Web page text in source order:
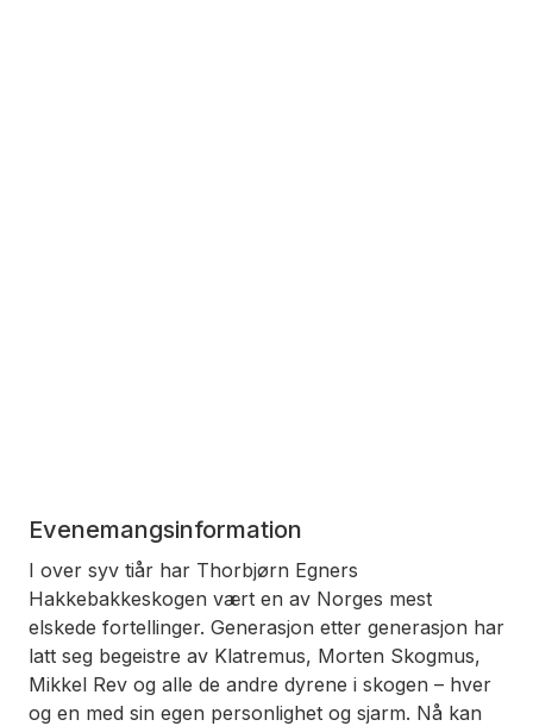
Evenemangsinformation
I over syv tiår har Thorbjørn Egners
Hakkebakkeskogen vært en av Norges mest
elskede fortellinger. Generasjon etter generasjon har
latt seg begeistre av Klatremus, Morten Skogmus,
Mikkel Rev og alle de andre dyrene i skogen – hver
og en med sin egen personlighet og sjarm. Nå kan